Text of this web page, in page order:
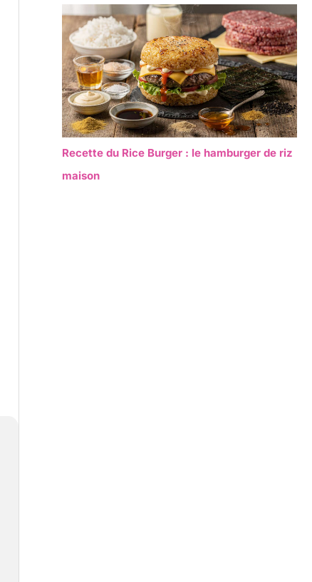
Recette du Rice Burger : le hamburger de riz
maison